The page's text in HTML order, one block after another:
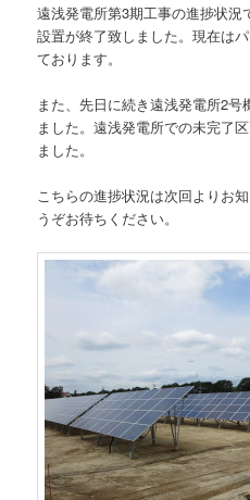
遠浅発電所第3期工事の進捗状
設置が終了致しました。現在は
ております。
また、先日に続き遠浅発電所2
ました。遠浅発電所での未完了
ました。
こちらの進捗状況は次回よりお
うぞお待ちください。